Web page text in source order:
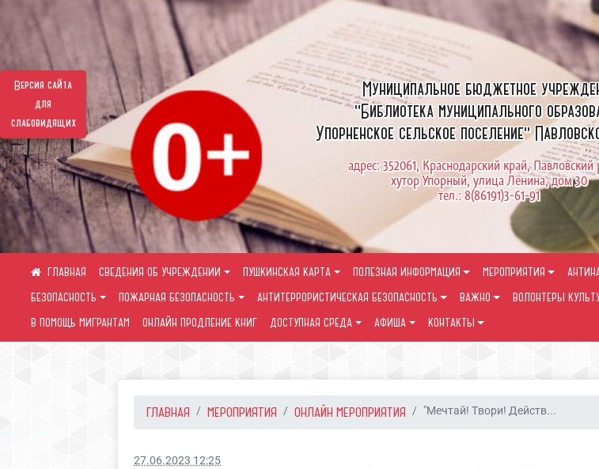
Версия сайта
для
слабовидящих
Муниципальное бюджетное
"Библиотека муниципального
Упорненское сельское поселение"
адрес: 352061, Краснодарский край, Павловский
хутор Упорный, улица Ленина, дом 30
тел.: 8(86191)3-61-91
СВЕДЕНИЯ ОБ УЧРЕЖДЕНИИ ПУШКИНСКАЯ КАРТА ПОЛЕЗНАЯ ИНФОРМАЦИЯ МЕРОПРИЯТИЯ
БЕЗОПАСНОСТЬ
ПОЖАРНАЯ БЕЗОПАСНОСТЬ АНТИТЕРРОРИСТИЧЕСКАЯ БЕЗОПАСНОСТЬ ВАЖНО ВОЛОНТЕРЫ
В ПОМОЩЬ МИГРАНТАМ
ОНЛАЙН ПРОДЛЕНИЕ КНИГ ДОСТУПНАЯ СРЕДА АФИША КОНТАКТЫ
ГЛАВНАЯ МЕРОПРИЯТИЯ ОНЛАЙН МЕРОПРИЯТИЯ "Мечтай! Твори! Действ...
27.06.2023 12:25